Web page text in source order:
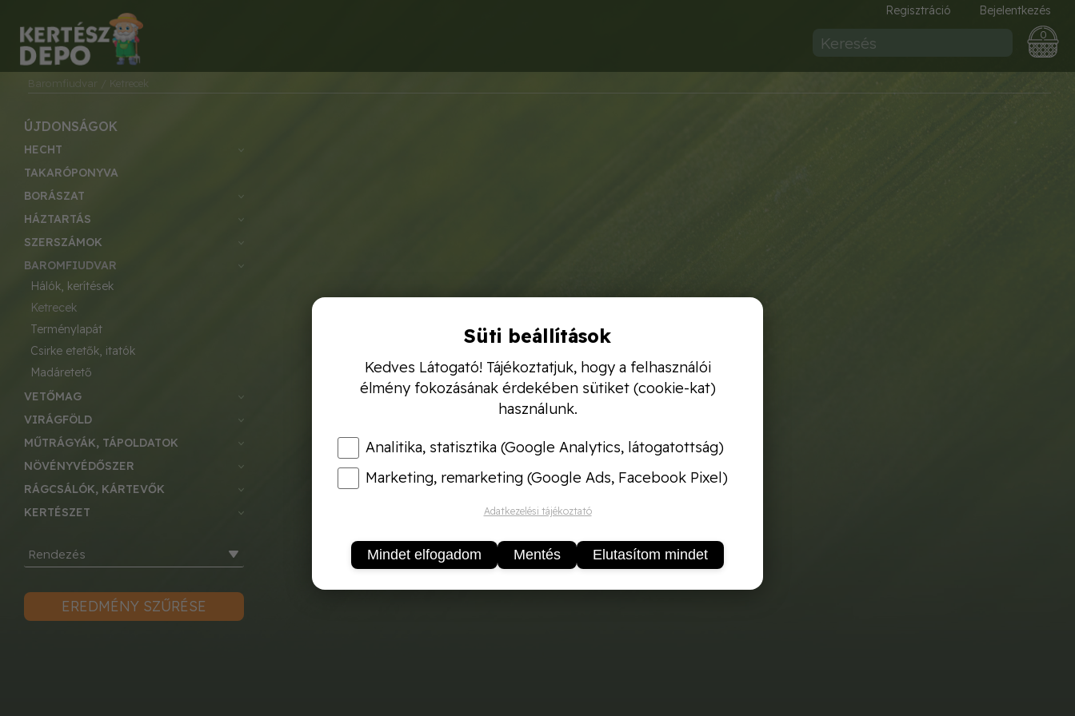
Regisztráció Bejelentkezés
0
Baromfiudvar / Ketrecek
ÚJDONSÁGOK
HECHT
TAKARÓPONYVA
BORÁSZAT
HÁZTARTÁS
SZERSZÁMOK
BAROMFIUDVAR
hálók, kerítések
ketrecek
terménylapát
csirke etetők, itatók
madáretető
VETŐMAG
VIRÁGFÖLD
MŰTRÁGYÁK, TÁPOLDATOK
NÖVÉNYVÉDŐSZER
RÁGCSÁLÓK, KÁRTEVŐK
KERTÉSZET
Rendezés
EREDMÉNY SZŰRÉSE
Süti beállítások
Kedves Látogató! Tájékoztatjuk, hogy a felhasználói
élmény fokozásának érdekében sütiket (cookie-kat)
használunk.
Analitika, statisztika (Google Analytics, látogatottság)
Marketing, remarketing (Google Ads, Facebook Pixel)
Adatkezelési tájékoztató
Mindet elfogadom Mentés Elutasítom mindet